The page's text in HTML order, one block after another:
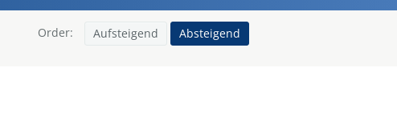
Order: Aufsteigend Absteigend